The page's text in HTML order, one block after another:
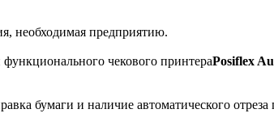
необходимая предприятию.
чекового принтераPosiflex
бумаги и наличие автоматического отреза